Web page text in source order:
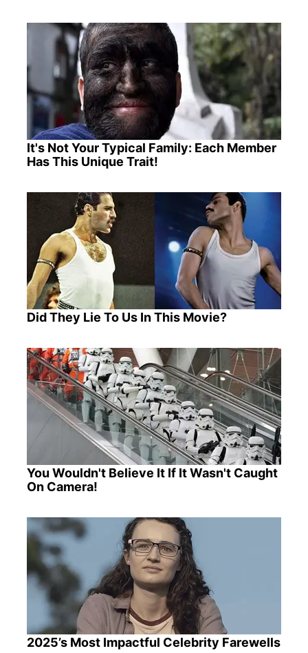
It's Not Your Typical Family: Each Member
Has This Unique Trait!
Did They Lie To Us In This Movie?
You Wouldn't Believe It If It Wasn't Caught
On Camera!
2025’s Most Impactful Celebrity Farewells